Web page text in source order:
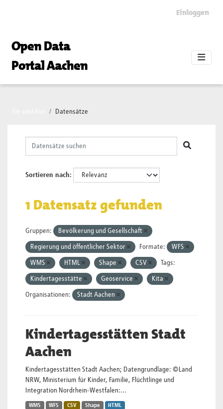
Einloggen
Open Data
Portal Aachen
Datensätze
Sortieren nach
1 Datensatz gefunden
Gruppen: Bevölkerung und Gesellschaft
Regierung und öffentlicher Sektor Formate: WFS
WMS HTML Shape CSV Tags:
Kindertagesstätte Geoservice Kita
Organisationen: Stadt Aachen
Kindertagesstätten Stadt
Aachen
Kindertagesstätten Stadt Aachen; Datengrundlage: ©Land
NRW, Ministerium für Kinder, Familie, Flüchtlinge und
Integration Nordrhein-Westfalen:...
WMS WFS CSV Shape HTML